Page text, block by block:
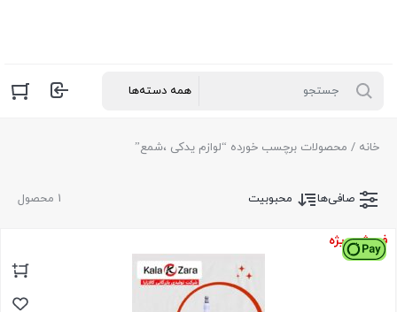
خانه / محصولات برچسب خورده “لوازم یدکی ،شمع”
1 محصول صافی‌ها محبوبیت
فروش ویژه